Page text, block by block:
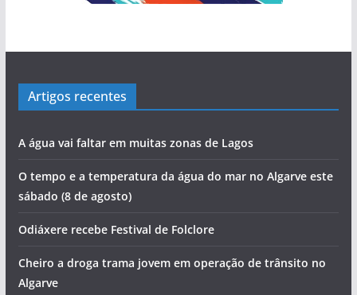
Artigos recentes
A água vai faltar em muitas zonas de Lagos
O tempo e a temperatura da água do mar no Algarve este
sábado (8 de agosto)
Odiáxere recebe Festival de Folclore
Cheiro a droga trama jovem em operação de trânsito no
Algarve